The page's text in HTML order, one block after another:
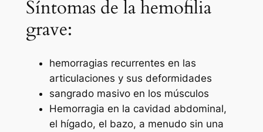
Síntomas de la hemofilia
grave:
hemorragias recurrentes en las
articulaciones y sus deformidades
sangrado masivo en los músculos
Hemorragia en la cavidad abdominal,
el hígado, el bazo, a menudo sin una